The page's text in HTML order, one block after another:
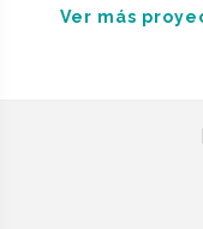
Ver más